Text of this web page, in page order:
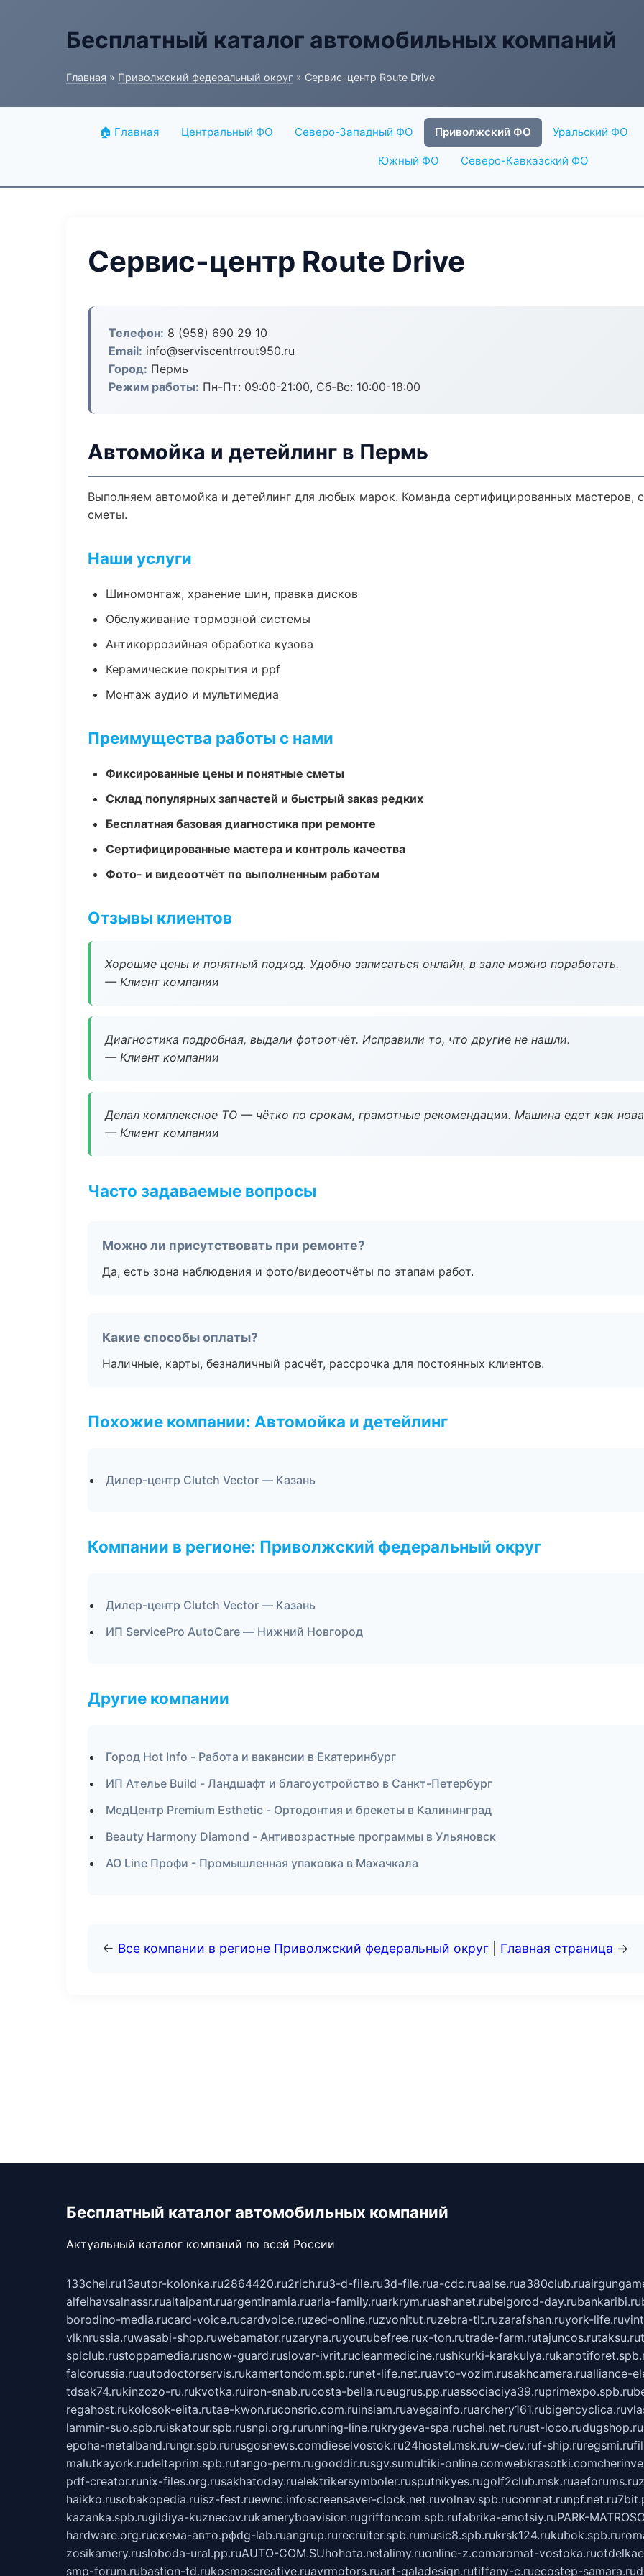
Бесплатный каталог автомобильных компаний
Главная » Приволжский федеральный округ » Сервис-центр Route Drive
🏠 Главная Центральный ФО Северо-Западный ФО Приволжский ФО Уральский ФО
Южный ФО Северо-Кавказский ФО
Сервис-центр Route Drive
Телефон: 8 (958) 690 29 10
Email: info@serviscentrrout950.ru
Город: Пермь
Режим работы: Пн-Пт: 09:00-21:00, Сб-Вс: 10:00-18:00
Автомойка и детейлинг в Пермь
Выполняем автомойка и детейлинг для любых марок. Команда сертифицированных мастеров,
сметы.
Наши услуги
Шиномонтаж, хранение шин, правка дисков
Обслуживание тормозной системы
Антикоррозийная обработка кузова
Керамические покрытия и ppf
Монтаж аудио и мультимедиа
Преимущества работы с нами
Фиксированные цены и понятные сметы
Склад популярных запчастей и быстрый заказ редких
Бесплатная базовая диагностика при ремонте
Сертифицированные мастера и контроль качества
Фото- и видеоотчёт по выполненным работам
Отзывы клиентов
Хорошие цены и понятный подход. Удобно записаться онлайн, в зале можно поработать.
— Клиент компании
Диагностика подробная, выдали фотоотчёт. Исправили то, что другие не нашли.
— Клиент компании
Делал комплексное ТО — чётко по срокам, грамотные рекомендации. Машина едет как
— Клиент компании
Часто задаваемые вопросы
Можно ли присутствовать при ремонте?
Да, есть зона наблюдения и фото/видеоотчёты по этапам работ.
Какие способы оплаты?
Наличные, карты, безналичный расчёт, рассрочка для постоянных клиентов.
Похожие компании: Автомойка и детейлинг
Дилер-центр Clutch Vector — Казань
Компании в регионе: Приволжский федеральный округ
Дилер-центр Clutch Vector — Казань
ИП ServicePro AutoCare — Нижний Новгород
Другие компании
Город Hot Info - Работа и вакансии в Екатеринбург
ИП Ателье Build - Ландшафт и благоустройство в Санкт-Петербург
МедЦентр Premium Esthetic - Ортодонтия и брекеты в Калининград
Beauty Harmony Diamond - Антивозрастные программы в Ульяновск
АО Line Профи - Промышленная упаковка в Махачкала
← Все компании в регионе Приволжский федеральный округ Главная страница →
Бесплатный каталог автомобильных компаний
Актуальный каталог компаний по всей России
133chel.ru13autor-kolonka.ru2864420.ru2rich.ru3-d-file.ru3d-file.rua-cdc.ruaalse.rua380club.ru
alfeihavsalnassr.rualtaipant.ruargentinamia.ruaria-family.ruarkrym.ruashanet.rubelgorod-day.rubankaribi.ru
borodino-media.rucard-voice.rucardvoice.ruzed-online.ruzvonitut.ruzebra-tlt.ruzarafshan.ruyork-life.ru
vlknrussia.ruwasabi-shop.ruwebamator.ruzaryna.ruyoutubefree.rux-ton.rutrade-farm.rutajuncos.rutaksu.ru
splclub.rustoppamedia.rusnow-guard.ruslovar-ivrit.rucleanmedicine.rushkurki-karakulya.ru
falcorussia.ruautodoctorservis.rukamertondom.spb.runet-life.net.ruavto-vozim.rusakhcamera.rualliance-
tdsak74.rukinzozo-ru.rukvotka.ruiron-snab.rucosta-bella.rueugrus.pp.ruassociaciya39.ruprimexpo.spb.ru
regahost.rukolosok-elita.rutae-kwon.ruconsrio.com.ruinsiam.ruavegainfo.ruarchery161.rubigencyclica.ru
lammin-suo.spb.ruiskatour.spb.rusnpi.org.rurunning-line.rukrygeva-spa.ruchel.net.rurust-loco.rudugshop.ru
epoha-metalband.rungr.spb.rurusgosnews.comdieselvostok.ru24hostel.msk.ruw-dev.ruf-ship.ruregsmi.ru
malutkayork.rudeltaprim.spb.rutango-perm.rugooddir.rusgv.sumultiki-online.comwebkrasotki.com
pdf-creator.runix-files.org.rusakhatoday.ruelektrikersymboler.rusputnikyes.rugolf2club.msk.ruaeforums.ru
haikko.rusobakopedia.ruisz-fest.ruewnc.infoscreensaver-clock.net.ruvolnav.spb.rucomnat.runpf.net.ru
kazanka.spb.rugildiya-kuznecov.rukameryboavision.rugriffoncom.spb.rufabrika-emotsiy.ruPARK-
hardware.org.ruсхема-авто.рфdg-lab.ruangrup.rurecruiter.spb.rumusic8.spb.rukrsk124.rukubok.spb.ru
zosikamery.rusloboda-ural.pp.ruAUTO-COM.SUhohota.netalimy.ruonline-z.comaromat-vostoka.ru
smp-forum.rubastion-td.rukosmoscreative.ruavrmotors.ruart-galadesign.rutiffany-c.ruecostep-samara.ru